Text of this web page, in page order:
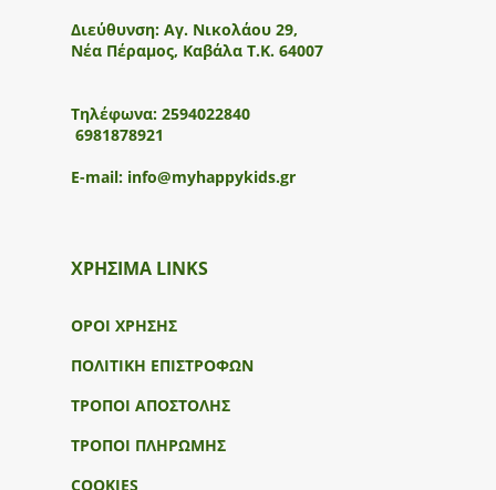
Διεύθυνση: Αγ. Νικολάου 29,
Νέα Πέραμος, Καβάλα Τ.Κ. 64007
Τηλέφωνα: 2594022840
6981878921
E-mail: info@myhappykids.gr
ΧΡΗΣΙΜΑ LINKS
ΟΡΟΙ ΧΡΗΣΗΣ
ΠΟΛΙΤΙΚΗ ΕΠΙΣΤΡΟΦΩΝ
ΤΡΟΠΟΙ ΑΠΟΣΤΟΛΗΣ
ΤΡΟΠΟΙ ΠΛΗΡΩΜΗΣ
COOKIES